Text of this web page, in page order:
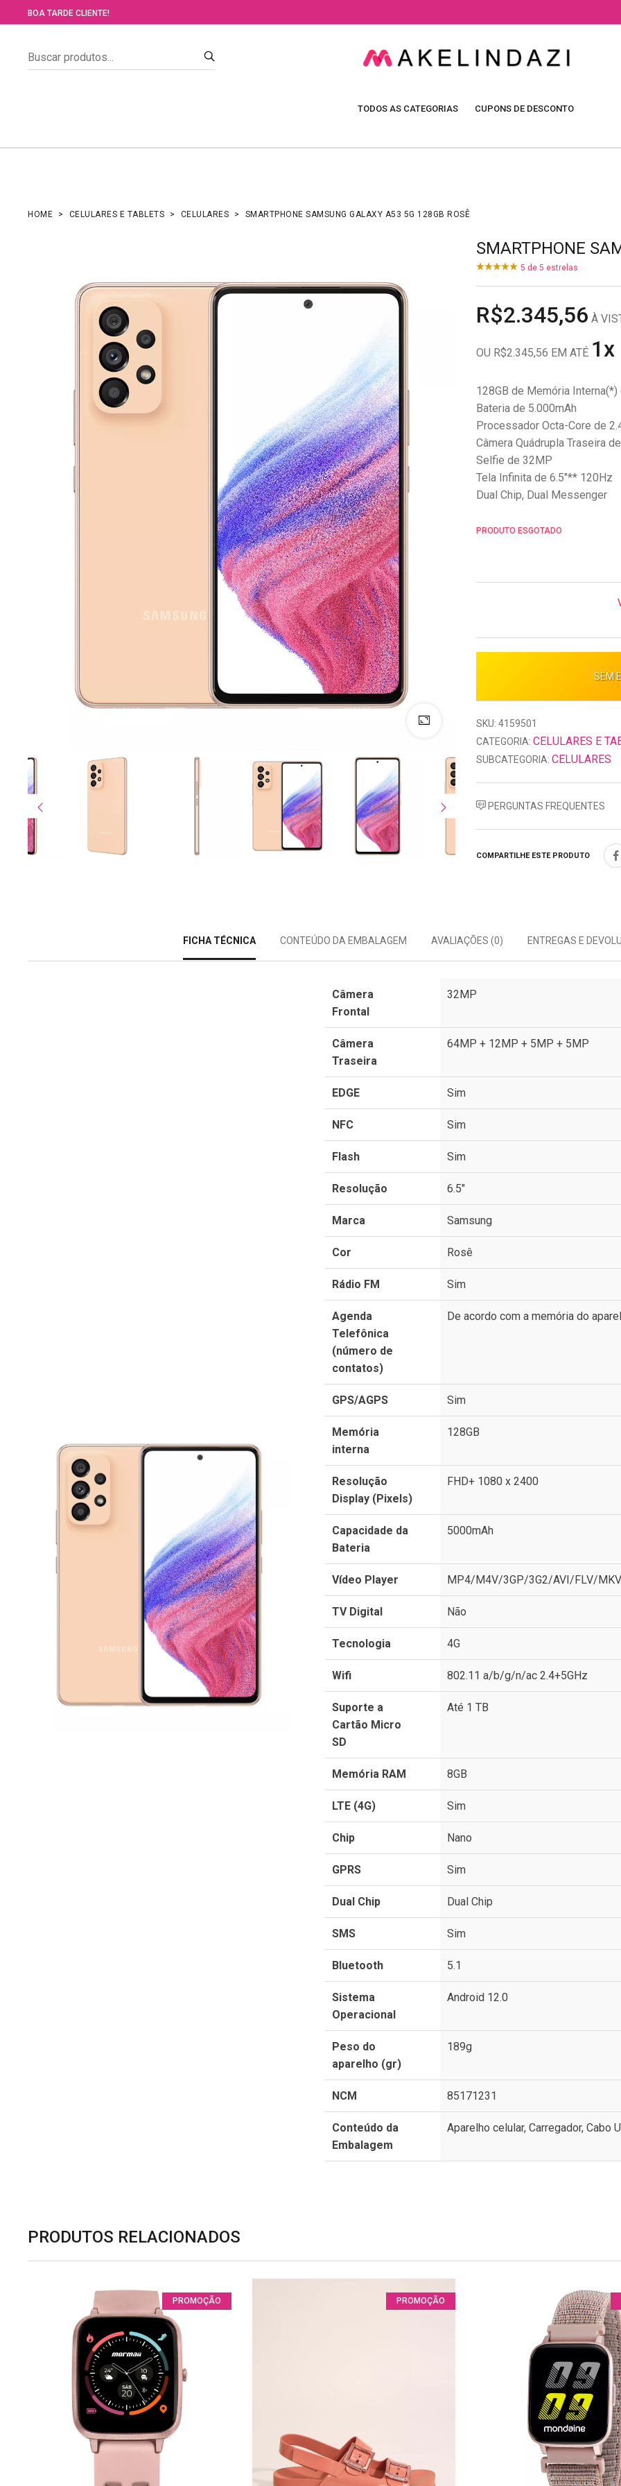
BOA TARDE CLIENTE!
TODOS AS CATEGORIAS CUPONS DE DESCONTO
HOME CELULARES E TABLETS CELULARES SMARTPHONE SAMSUNG GALAXY A53 5G 128GB ROSÊ
SMARTPHONE
5 de 5 estrelas
R$2.345,56 À
OU R$2.345,56 EM ATÉ 1x
128GB de Memória Interna(*)
Bateria de 5.000mAh
Processador Octa-Core de
Câmera Quádrupla Traseira
Selfie de 32MP
Tela Infinita de 6.5"** 120Hz
Dual Chip, Dual Messenger
PRODUTO ESGOTADO
SEM
SKU: 4159501
CATEGORIA: CELULARES E
SUBCATEGORIA: CELULARES
PERGUNTAS FREQUENTES
COMPARTILHE ESTE PRODUTO
FICHA TÉCNICA CONTEÚDO DA EMBALAGEM AVALIAÇÕES (0) ENTREGAS E
Câmera
Frontal
32MP
Câmera
Traseira
64MP + 12MP + 5MP + 5MP
EDGE Sim
NFC Sim
Flash Sim
Resolução 6.5"
Marca Samsung
Cor Rosê
Rádio FM Sim
Agenda
Telefônica
(número de
contatos)
De acordo com a memória do
GPS/AGPS Sim
Memória
interna
128GB
Resolução
Display (Pixels)
FHD+ 1080 x 2400
Capacidade da
Bateria
5000mAh
Vídeo Player MP4/M4V/3GP/3G2/AVI/FLV/
TV Digital Não
Tecnologia 4G
Wifi 802.11 a/b/g/n/ac 2.4+5GHz
Suporte a
Cartão Micro
SD
Até 1 TB
Memória RAM 8GB
LTE (4G) Sim
Chip Nano
GPRS Sim
Dual Chip Dual Chip
SMS Sim
Bluetooth 5.1
Sistema
Operacional
Android 12.0
Peso do
aparelho (gr)
189g
NCM 85171231
Conteúdo da
Embalagem
Aparelho celular, Carregador, Cabo
PRODUTOS RELACIONADOS
PROMOÇÃO PROMOÇÃO